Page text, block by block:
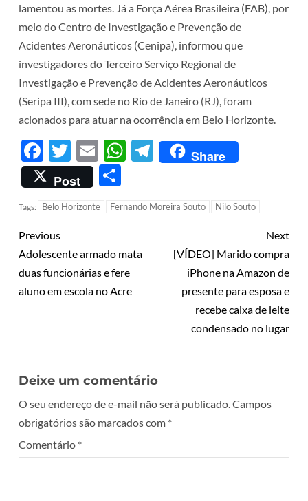
lamentou as mortes. Já a Força Aérea Brasileira (FAB), por
meio do Centro de Investigação e Prevenção de
Acidentes Aeronáuticos (Cenipa), informou que
investigadores do Terceiro Serviço Regional de
Investigação e Prevenção de Acidentes Aeronáuticos
(Seripa III), com sede no Rio de Janeiro (RJ), foram
acionados para atuar na ocorrência em Belo Horizonte.
Facebook
Twitter
EmailWhatsApp
Telegram
Share
Post
Tags: Belo Horizonte Fernando Moreira Souto Nilo Souto
Previous
Adolescente armado mata
duas funcionárias e fere
aluno em escola no Acre
Next
[VÍDEO] Marido compra
iPhone na Amazon de
presente para esposa e
recebe caixa de leite
condensado no lugar
Deixe um comentário
O seu endereço de e-mail não será publicado.Campos
obrigatórios são marcados com *
Comentário *